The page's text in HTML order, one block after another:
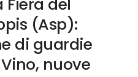
del
(Asp):
di guardie
nuove